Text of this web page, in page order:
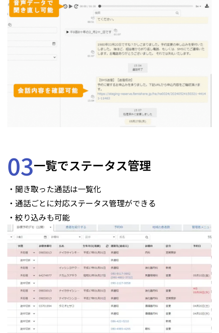
03一覧でステータス管理
・聞き取った通話は一覧化
・通話ごとに対応ステータス管理ができる
・絞り込みも可能